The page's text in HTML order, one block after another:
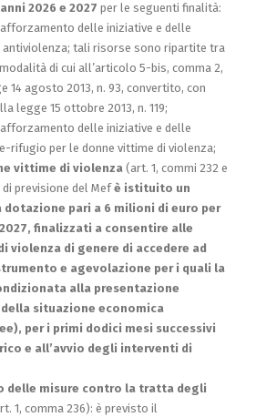
2026 e 2027 per le seguenti finalità:
delle iniziative e delle
antiviolenza; tali risorse sono ripartite tra
di cui all’articolo 5-bis, comma 2,
14 agosto 2013, n. 93, convertito, con
legge 15 ottobre 2013, n. 119;
delle iniziative e delle
rifugio per le donne vittime di violenza;
vittime di violenza (art. 1, commi 232 e
previsione del Mefè istituito un
dotazione pari a 6 milioni di euro per
finalizzati a consentire alle
violenza di genere di accedere ad
e agevolazione per i quali la
alla presentazione
situazione economica
per i primi dodici mesi successivi
e all’avvio degli interventi di
delle misure contro la tratta degli
1, comma 236): è previsto il